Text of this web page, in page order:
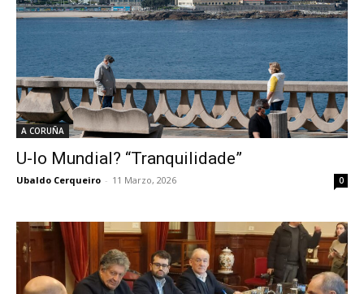
A CORUÑA
U-lo Mundial? “Tranquilidade”
Ubaldo Cerqueiro - 11 Marzo, 2026 0